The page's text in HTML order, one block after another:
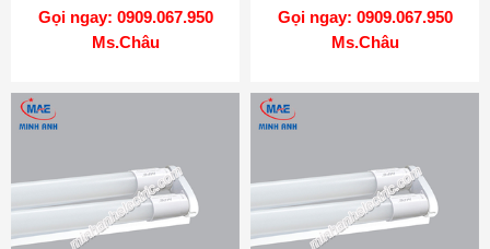
Gọi ngay: 0909.067.950
Ms.Châu
Gọi ngay: 0909.067.950
Ms.Châu